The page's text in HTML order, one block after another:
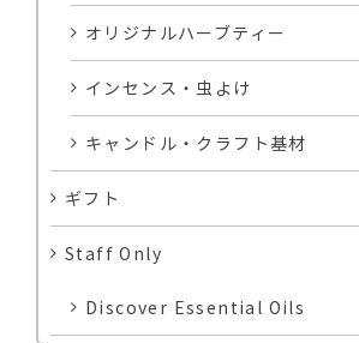
オリジナルハーブティー
インセンス・虫よけ
キャンドル・クラフト基材
ギフト
Staff Only
Discover Essential Oils